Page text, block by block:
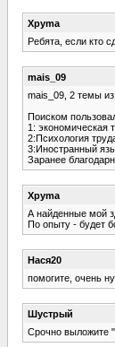
Xpyma
Ребята, если кто
mais_09
mais_09, 2 темы
Поиском
1: экономическая
2:Психология
3:Иностранный
Заранее
Xpyma
А найденные мой
По опыту - будет
Нася20
помогите, очень
Шустрый
Срочно выложите